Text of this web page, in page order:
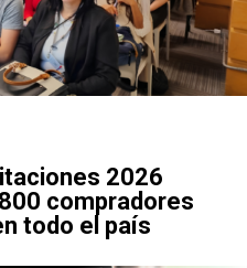
2026
compradores
todo el país